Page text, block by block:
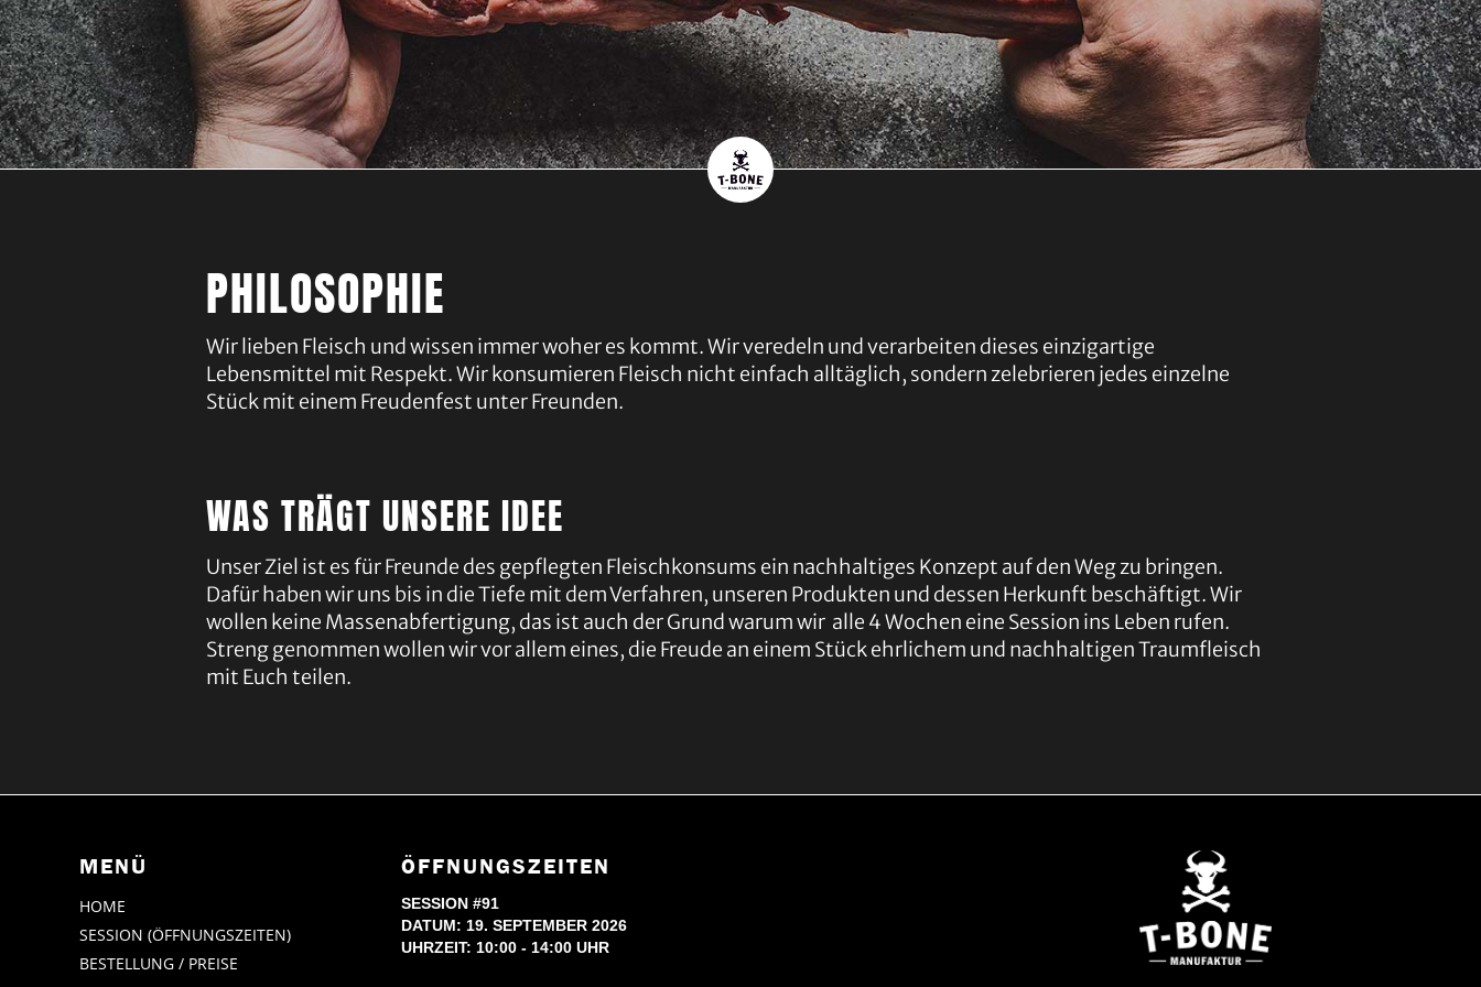
PHILOSOPHIE
Wir lieben Fleisch und wissen immer woher es kommt. Wir veredeln und verarbeiten dieses einzigartige
Lebensmittel mit Respekt. Wir konsumieren Fleisch nicht einfach alltäglich, sondern zelebrieren jedes einzelne
Stück mit einem Freudenfest unter Freunden.
WAS TRÄGT UNSERE IDEE
Unser Ziel ist es für Freunde des gepflegten Fleischkonsums ein nachhaltiges Konzept auf den Weg zu bringen.
Dafür haben wir uns bis in die Tiefe mit dem Verfahren, unseren Produkten und dessen Herkunft beschäftigt. Wir
wollen keine Massenabfertigung, das ist auch der Grund warum wir alle 4 Wochen eine Session ins Leben rufen.
Streng genommen wollen wir vor allem eines, die Freude an einem Stück ehrlichem und nachhaltigen Traumfleisch
mit Euch teilen.
MENÜ
HOME
SESSION (ÖFFNUNGSZEITEN)
BESTELLUNG / PREISE
ÖFFNUNGSZEITEN
SESSION #91
DATUM: 19. SEPTEMBER 2026
UHRZEIT: 10:00 - 14:00 UHR